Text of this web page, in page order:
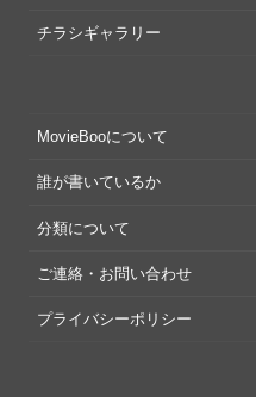
チラシギャラリー
MovieBooについて
誰が書いているか
分類について
ご連絡・お問い合わせ
プライバシーポリシー